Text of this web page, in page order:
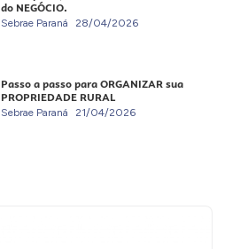
do NEGÓCIO.
Sebrae Paraná 28/04/2026
Passo a passo para ORGANIZAR sua
PROPRIEDADE RURAL
Sebrae Paraná 21/04/2026